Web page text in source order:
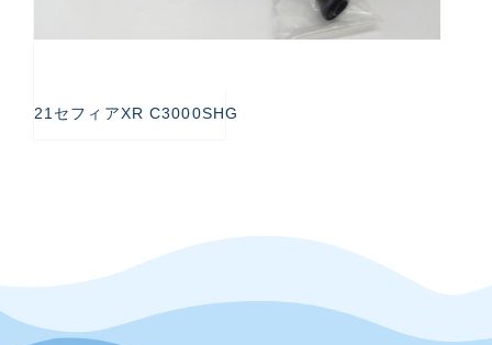
21セフィアXR C3000SHG